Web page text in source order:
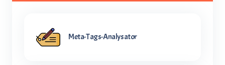
Meta-Tags-Analysator